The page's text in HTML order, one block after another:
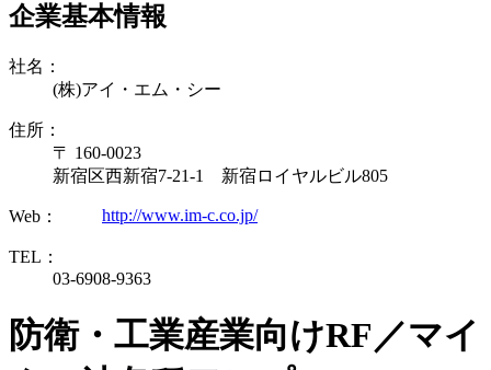
企業基本情報
社名：
(株)アイ・エム・シー
住所：
〒 160-0023
新宿区西新宿7-21-1 新宿ロイヤルビル805
Web： http://www.im-c.co.jp/
TEL：
03-6908-9363
防衛・工業産業向けRF／マイ